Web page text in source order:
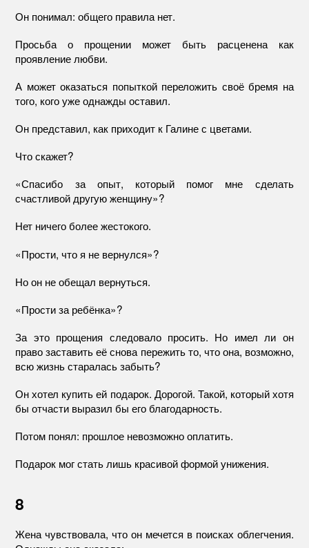
Он понимал: общего правила нет.
Просьба о прощении может быть расценена как
проявление любви.
А может оказаться попыткой переложить своё бремя на
того, кого уже однажды оставил.
Он представил, как приходит к Галине с цветами.
Что скажет?
«Спасибо за опыт, который помог мне сделать
счастливой другую женщину»?
Нет ничего более жестокого.
«Прости, что я не вернулся»?
Но он не обещал вернуться.
«Прости за ребёнка»?
За это прощения следовало просить. Но имел ли он
право заставить её снова пережить то, что она, возможно,
всю жизнь старалась забыть?
Он хотел купить ей подарок. Дорогой. Такой, который хотя
бы отчасти выразил бы его благодарность.
Потом понял: прошлое невозможно оплатить.
Подарок мог стать лишь красивой формой унижения.
8
Жена чувствовала, что он мечется в поисках облегчения.